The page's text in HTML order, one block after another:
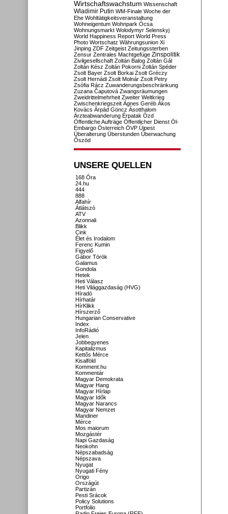
Wirtschaftswachstum Wissenschaft
Wladimir Putin WM-Finale Woche der
Ehe Wohltätigkeitsveranstaltung
Wohneigentum Wohnpark Ócsa
Wohnungsmarkt Wolodymyr Selenskyj
World Happiness Report World Press
Photo Wortschatz Währungsunion Xi
Jinping ZDF Zeitgeist Zeitungssterben
Zensur Zentrales Machtgefüge Zinspolitik
Zivilgesellschaft Zoltán Balog Zoltán Gál
Zoltán Kész Zoltán Pokorni Zoltán Spéder
Zsolt Bayer Zsolt Borkai Zsolt Gréczy
Zsolt Hernádi Zsolt Molnár Zsolt Petry
Zsófia Rácz Zuwanderungsbeschränkung
Zuzana Čaputová Zwangsräumungen
Zweidrittelmehrheit Zweiter Weltkrieg
Zwischenkriegszeit Ágnes Geréb Ákos
Kovács Árpád Göncz Ásotthalom
Ärzteabwanderung Érpatak Ózd
Öffentliche Aufträge Öffentlicher Dienst Öl-
Embargo Österreich ÖVP Újpest
Überalterung Überstunden Überwachung
Őszöd
UNSERE QUELLEN
168 Óra
24.hu
444
888
Alfahír
Átlátszó
ATV
Azonnali
Blikk
Cink
Élet és Irodalom
Ferenc Kumin
Figyelő
Gábor Török
Galamus
Gondola
Hetek
Heti Válasz
Heti Világgazdaság (HVG)
Híradó
Hírhatár
HírKlikk
Hírszerző
Hungarian Conservative
Index
InfoRádió
Jelen
Jobbegyenes
Kapitalizmus
Kettős Mérce
Kisalföld
Komment.hu
Kommentár
Magyar Demokrata
Magyar Hang
Magyar Hírlap
Magyar Idők
Magyar Narancs
Magyar Nemzet
Mandiner
Mérce
Mos maiorum
Mozgástér
Napi Gazdaság
Neokohn
Népszabadság
Népszava
Nyugat
Nyugati Fény
Origo
Országút
Partizán
Pesti Srácok
Policy Solutions
Portfolio